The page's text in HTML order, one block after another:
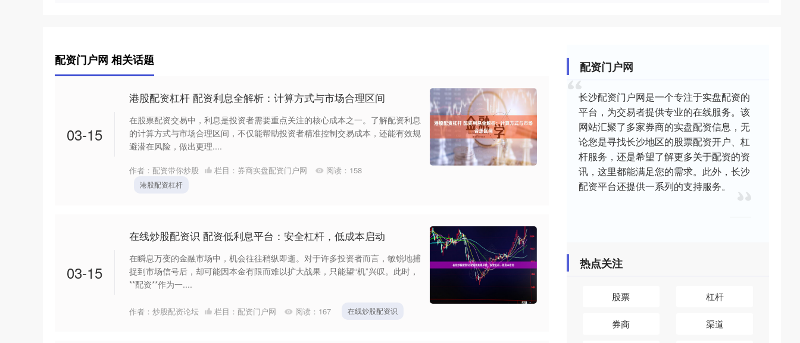
配资门户网 相关话题
03-15
港股配资杠杆 配资利息全解析：计算方式与市场合理区间
在股票配资交易中，利息是投资者需要重点关注的核心成本之一。了解配资利息
的计算方式与市场合理区间，不仅能帮助投资者精准控制交易成本，还能有效规
避潜在风险，做出更理....
作者：配资带你炒股 栏目： 券商实盘配资门户网 阅读： 158
港股配资杠杆
03-15
在线炒股配资识 配资低利息平台：安全杠杆，低成本启动
在瞬息万变的金融市场中，机会往往稍纵即逝。对于许多投资者而言，敏锐地捕
捉到市场信号后，却可能因本金有限而难以扩大战果，只能望“机”兴叹。此时，
**配资**作为一....
作者：炒股配资论坛 栏目： 配资门户网 阅读： 167 在线炒股配资识
配资门户网
长沙配资门户网是一个专注于实盘配资的
平台，为交易者提供专业的在线服务。该
网站汇聚了多家券商的实盘配资信息，无
论您是寻找长沙地区的股票配资开户、杠
杆服务，还是希望了解更多关于配资的资
讯，这里都能满足您的需求。此外，长沙
配资平台还提供一系列的支持服务。
热点关注
股票 杠杆
券商 渠道